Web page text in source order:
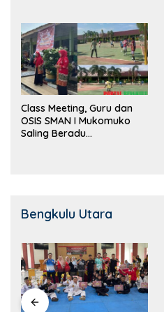
Class Meeting, Guru dan
OSIS SMAN I Mukomuko
Saling Beradu
Bengkulu Utara